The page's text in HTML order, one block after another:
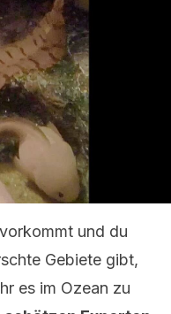
und du
Gebiete gibt,
es im Ozean zu